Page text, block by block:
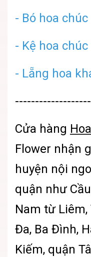
- Bó hoa
- Kệ hoa
- Lẵng hoa
Cửa hàng
Flower nhận
huyện nội
quận như
Nam từ
Đa, Ba Đình,
Kiếm, quận